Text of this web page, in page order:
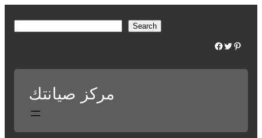
r
Search
Facebook Twitter Pinterest
مركز صيانتك